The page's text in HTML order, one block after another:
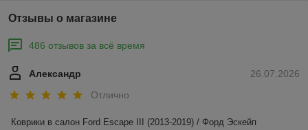
Отзывы о магазине
486 отзывов за всё время
26.07.2026
Александр
Отлично
Коврики в салон Ford Escape III (2013-2019) / Форд Эскейп